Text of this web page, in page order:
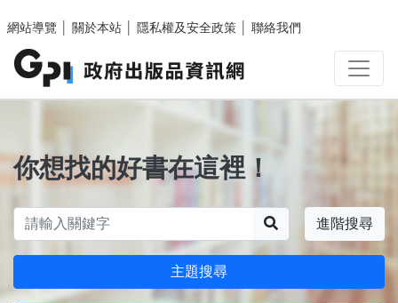
網站導覽
關於本站 隱私權及安全政策 聯絡我們
你想找的好書在這裡！
進階搜尋
主題搜尋